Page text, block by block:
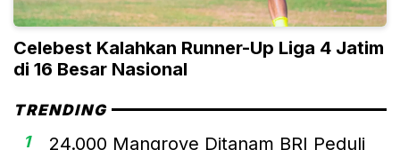
Celebest Kalahkan Runner-Up Liga 4 Jatim
di 16 Besar Nasional
TRENDING
1
24.000 Mangrove Ditanam BRI Peduli